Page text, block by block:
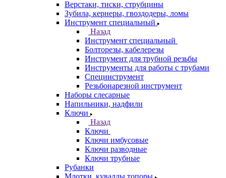
Верстаки, тиски, струбцины
Зубила, кернеры, гвоздодеры, ломы
Инструмент специальный
Назад
Инструмент специальный
Болторезы, кабелерезы
Инструмент для трубной резьбы
Инструменты для работы с трубами
Специнструмент
Резьбонарезной инструмент
Наборы слесарные
Напильники, надфили
Ключи
Назад
Ключи
Ключи имбусовые
Ключи разводные
Ключи трубные
Рубанки
Млотки, кувалды,топоры